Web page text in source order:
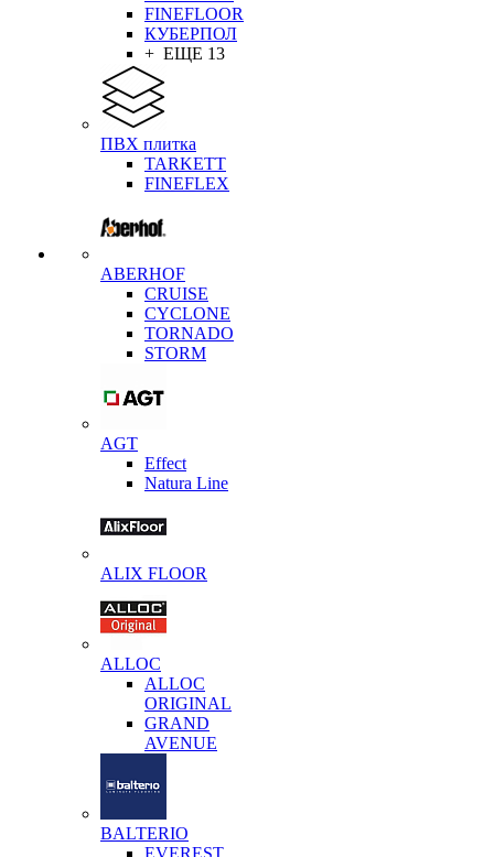
FINEFLOOR
КУБЕРПОЛ
+ ЕЩЕ 13
ПВХ плитка
TARKETT
FINEFLEX
ABERHOF
CRUISE
CYCLONE
TORNADO
STORM
AGT
Effect
Natura Line
ALIX FLOOR
ALLOC
ALLOC
ORIGINAL
GRAND
AVENUE
BALTERIO
EVEREST